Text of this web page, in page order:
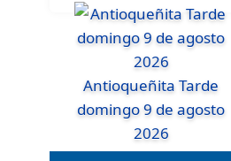
Antioqueñita Tarde
domingo 9 de agosto
2026